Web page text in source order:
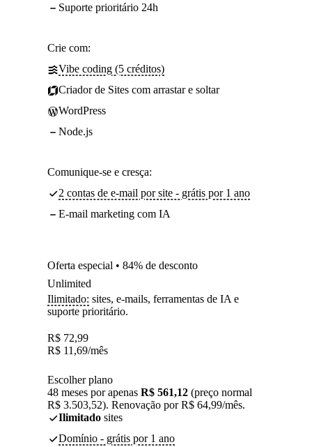
Suporte prioritário 24h
Crie com:
Vibe coding (5 créditos)
Criador de Sites com arrastar e soltar
WordPress
Node.js
Comunique-se e cresça:
2 contas de e-mail por site - grátis por 1 ano
E-mail marketing com IA
Oferta especial • 84% de desconto
Unlimited
Ilimitado: sites, e-mails, ferramentas de IA e
suporte prioritário.
R$ 72,99
R$ 11,69/mês
Escolher plano
48 meses por apenas R$ 561,12 (preço normal
R$ 3.503,52). Renovação por R$ 64,99/mês.
Ilimitado sites
Domínio - grátis por 1 ano